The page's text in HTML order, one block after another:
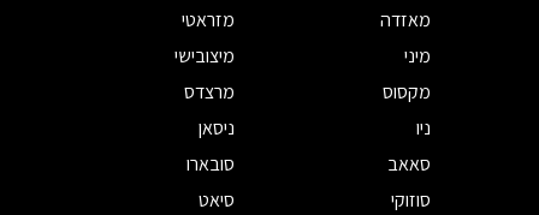
מאזדה
מזראטי
מיני
מיצובישי
מקסוס
מרצדס
ניו
ניסאן
סאאב
סובארו
סוזוקי
סיאט